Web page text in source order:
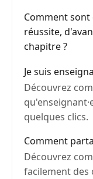
Comment sont
réussite,
chapitre ?
Je suis
Découvrez
quelques clics.
Comment
Découvrez
facilement des